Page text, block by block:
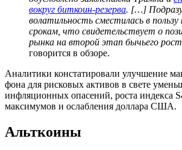
вокруг биткоин-резерва. […]
волатильность сместилась в пользу
срокам, что свидетельствует о
рынка на второй этап бычьего
говорится в обзоре.
Аналитики констатировали улучшение
фона для рисковых активов в свете
инфляционных опасений, роста индекса
максимумов и ослабления доллара США.
Альткоины